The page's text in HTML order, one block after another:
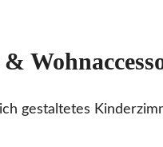
gestaltetes